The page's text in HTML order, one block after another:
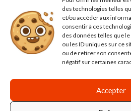
des technologies telles
et/ou accéder aux
consentir à ces
des données telles que
ou les ID uniques sur ce
ou de retirer son
négatif sur certaines
Accepter
Suivez-nous
© 2026 - Fédération Générale